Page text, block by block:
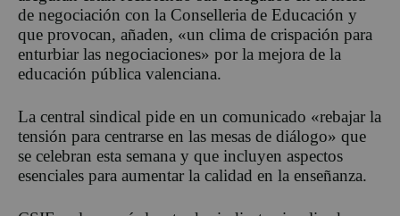
de negociación con la Conselleria de Educación y
que provocan, añaden, «un clima de crispación para
enturbiar las negociaciones» por la mejora de la
educación pública valenciana.
La central sindical pide en un comunicado «rebajar la
tensión para centrarse en las mesas de diálogo» que
se celebran esta semana y que incluyen aspectos
esenciales para aumentar la calidad en la enseñanza.